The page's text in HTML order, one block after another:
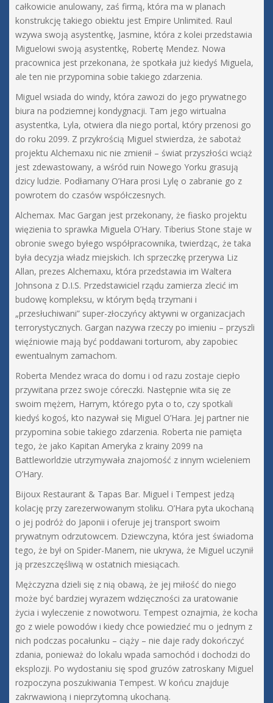
całkowicie anulowany, zaś firmą, która ma w planach
konstrukcję takiego obiektu jest Empire Unlimited. Raul
wzywa swoją asystentkę, Jasmine, która z kolei przedstawia
Miguelowi swoją asystentkę, Robertę Mendez. Nowa
pracownica jest przekonana, że spotkała już kiedyś Miguela,
ale ten nie przypomina sobie takiego zdarzenia.
Miguel wsiada do windy, która zawozi do jego prywatnego
biura na podziemnej kondygnacji. Tam jego wirtualna
asystentka, Lyla, otwiera dla niego portal, który przenosi go
do roku 2099. Z przykrością Miguel stwierdza, że sabotaż
projektu Alchemaxu nic nie zmienił – świat przyszłości wciąż
jest zdewastowany, a wśród ruin Nowego Yorku grasują
dzicy ludzie. Podłamany O’Hara prosi Lylę o zabranie go z
powrotem do czasów współczesnych.
Alchemax. Mac Gargan jest przekonany, że fiasko projektu
więzienia to sprawka Miguela O’Hary. Tiberius Stone staje w
obronie swego byłego współpracownika, twierdząc, że taka
była decyzja władz miejskich. Ich sprzeczkę przerywa Liz
Allan, prezes Alchemaxu, która przedstawia im Waltera
Johnsona z D.I.S. Przedstawiciel rządu zamierza zlecić im
budowę kompleksu, w którym będą trzymani i
„przesłuchiwani” super-złoczyńcy aktywni w organizacjach
terrorystycznych. Gargan nazywa rzeczy po imieniu – przyszli
więźniowie mają być poddawani torturom, aby zapobiec
ewentualnym zamachom.
Roberta Mendez wraca do domu i od razu zostaje ciepło
przywitana przez swoje córeczki. Następnie wita się ze
swoim mężem, Harrym, którego pyta o to, czy spotkali
kiedyś kogoś, kto nazywał się Miguel O’Hara. Jej partner nie
przypomina sobie takiego zdarzenia. Roberta nie pamięta
tego, że jako Kapitan Ameryka z krainy 2099 na
Battleworldzie utrzymywała znajomość z innym wcieleniem
O’Hary.
Bijoux Restaurant & Tapas Bar. Miguel i Tempest jedzą
kolację przy zarezerwowanym stoliku. O’Hara pyta ukochaną
o jej podróż do Japonii i oferuje jej transport swoim
prywatnym odrzutowcem. Dziewczyna, która jest świadoma
tego, że był on Spider-Manem, nie ukrywa, że Miguel uczynił
ją przeszczęśliwą w ostatnich miesiącach.
Mężczyzna dzieli się z nią obawą, że jej miłość do niego
może być bardziej wyrazem wdzięczności za uratowanie
życia i wyleczenie z nowotworu. Tempest oznajmia, że kocha
go z wiele powodów i kiedy chce powiedzieć mu o jednym z
nich podczas pocałunku – ciąży – nie daje rady dokończyć
zdania, ponieważ do lokalu wpada samochód i dochodzi do
eksplozji. Po wydostaniu się spod gruzów zatroskany Miguel
rozpoczyna poszukiwania Tempest. W końcu znajduje
zakrwawioną i nieprzytomną ukochaną.